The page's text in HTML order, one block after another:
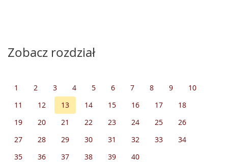
Zobacz rozdział
1 2 3 4 5 6 7 8 9
10
11
12 13 14 15 16 17
18
19
20 21 22 23 24 25
26
27
28 29 30 31 32 33
34
35
36 37 38 39 40